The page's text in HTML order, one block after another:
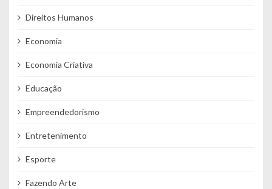
Direitos Humanos
Economia
Economia Criativa
Educação
Empreendedorismo
Entretenimento
Esporte
Fazendo Arte